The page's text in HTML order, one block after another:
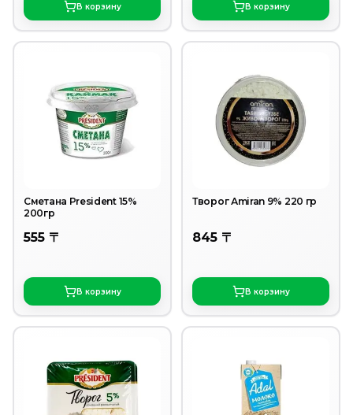
В корзину В корзину
Сметана President 15%
200гр
555 〒
В корзину
Творог Аmiran 9% 220 гр
845 〒
В корзину